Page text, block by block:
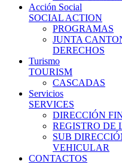
Acción Social
SOCIAL ACTION
PROGRAMAS
JUNTA
DERECHOS
Turismo
TOURISM
CASCADAS
Servicios
SERVICES
DIRECCIÓN
REGISTRO DE
SUB
VEHICULAR
CONTACTOS